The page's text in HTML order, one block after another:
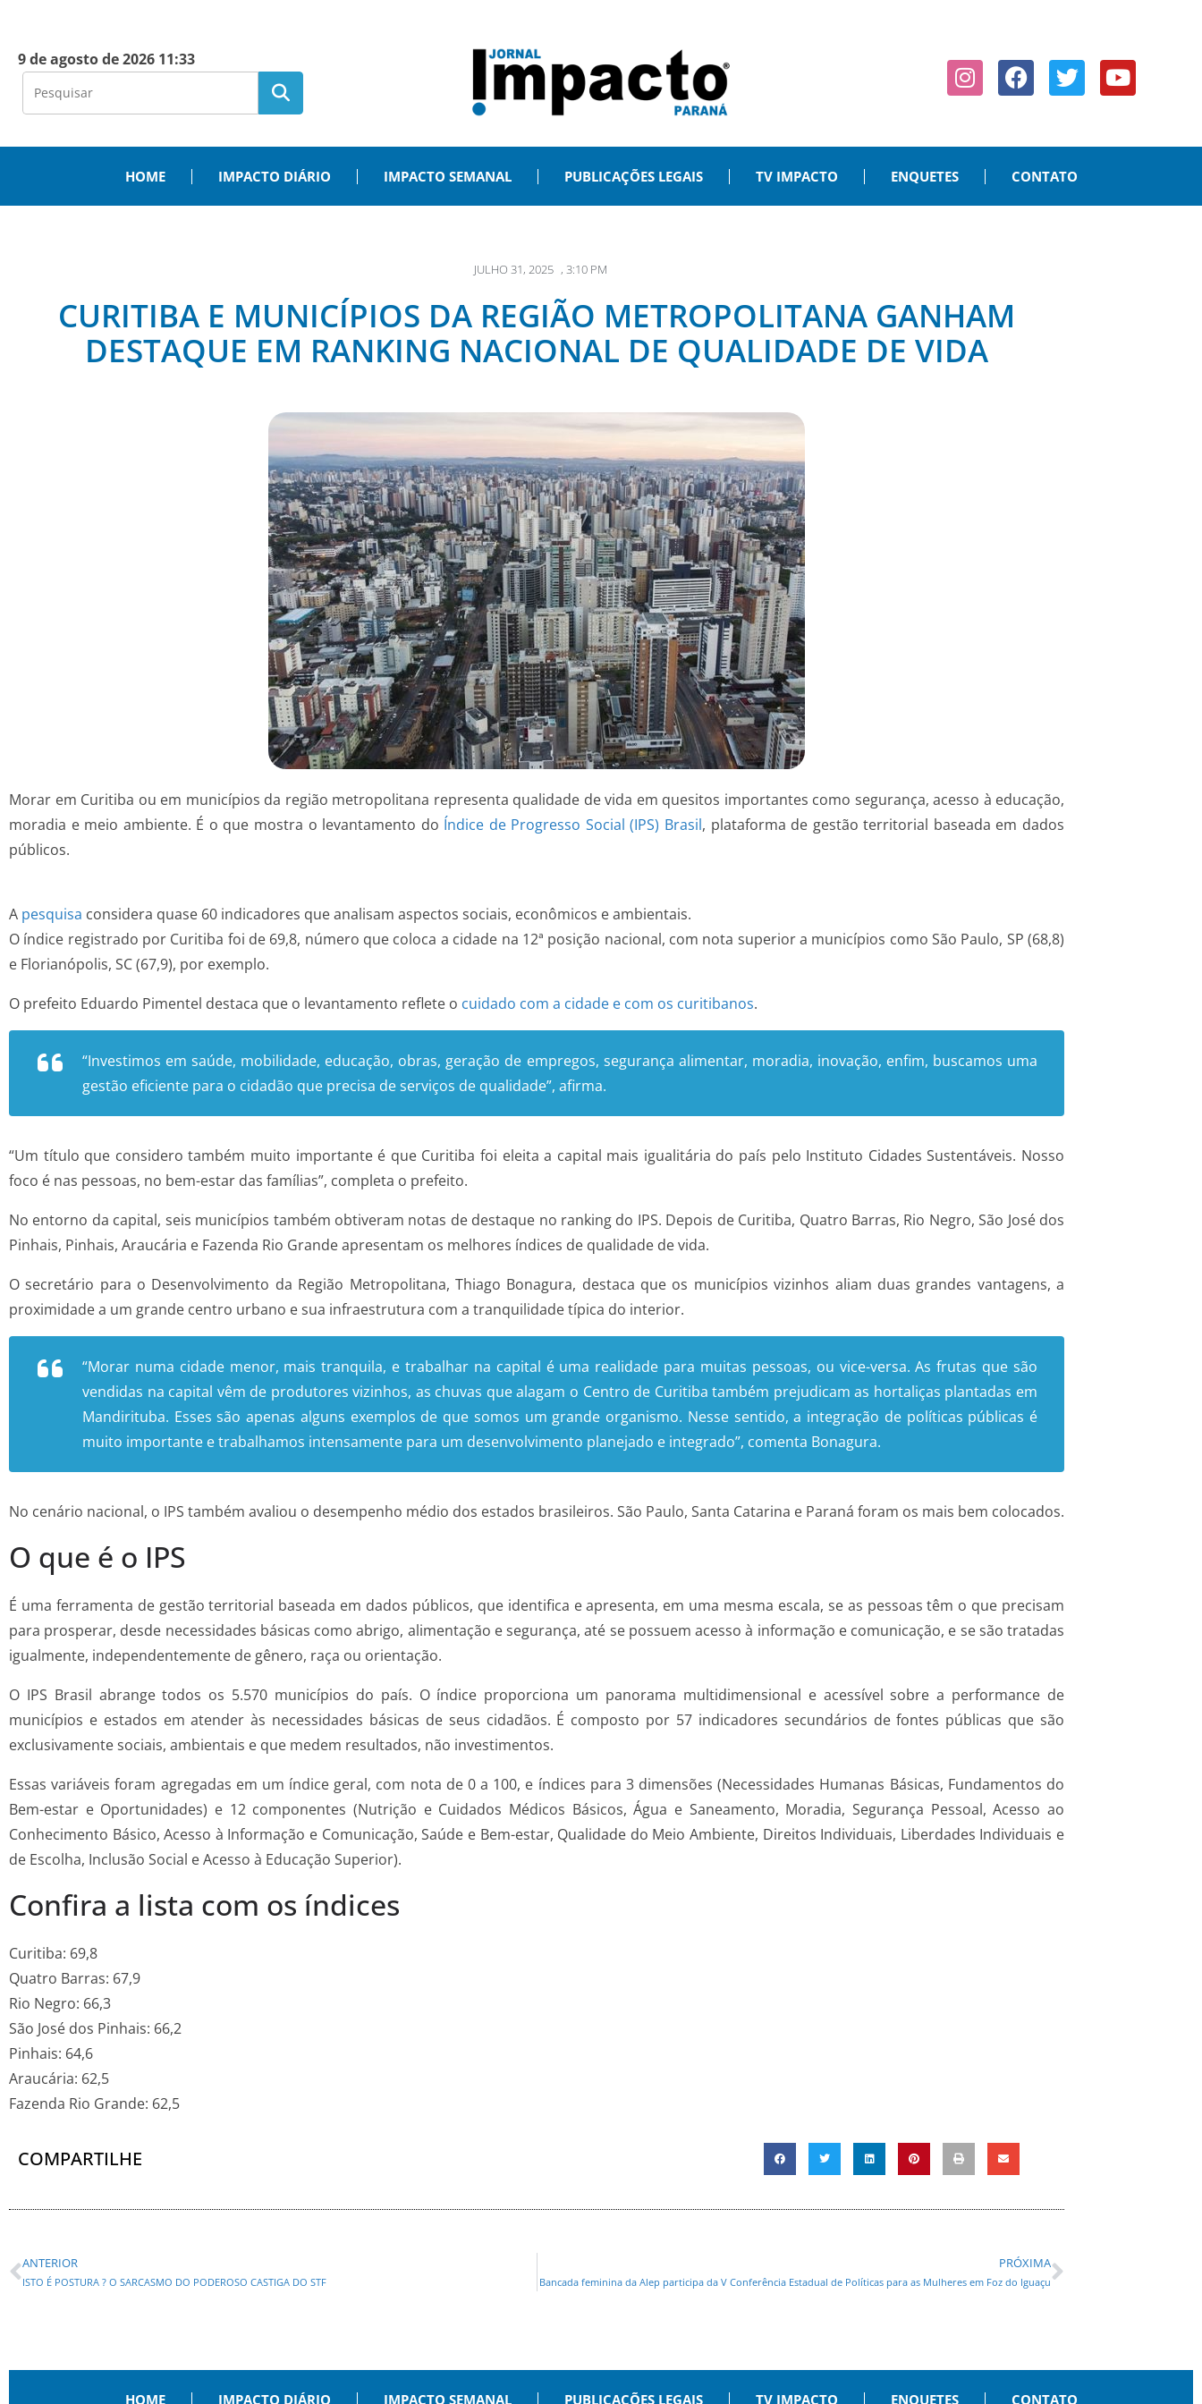
9 de agosto de 2026 11:33
HOME IMPACTO DIÁRIO IMPACTO SEMANAL PUBLICAÇÕES LEGAIS TV IMPACTO ENQUETES CONTATO
JULHO 31, 2025 , 3:10 PM
CURITIBA E MUNICÍPIOS DA REGIÃO METROPOLITANA GANHAM
DESTAQUE EM RANKING NACIONAL DE QUALIDADE DE VIDA
Morar em Curitiba ou em municípios da região metropolitana representa qualidade de vida em quesitos importantes como segurança, acesso à educação,
moradia e meio ambiente. É o que mostra o levantamento do Índice de Progresso Social (IPS) Brasil, plataforma de gestão territorial baseada em dados
públicos.
A pesquisa considera quase 60 indicadores que analisam aspectos sociais, econômicos e ambientais.
O índice registrado por Curitiba foi de 69,8, número que coloca a cidade na 12ª posição nacional, com nota superior a municípios como São Paulo, SP (68,8)
e Florianópolis, SC (67,9), por exemplo.
O prefeito Eduardo Pimentel destaca que o levantamento reflete o cuidado com a cidade e com os curitibanos.
“Investimos em saúde, mobilidade, educação, obras, geração de empregos, segurança alimentar, moradia, inovação, enfim, buscamos uma
gestão eficiente para o cidadão que precisa de serviços de qualidade”, afirma.
“Um título que considero também muito importante é que Curitiba foi eleita a capital mais igualitária do país pelo Instituto Cidades Sustentáveis. Nosso
foco é nas pessoas, no bem-estar das famílias”, completa o prefeito.
No entorno da capital, seis municípios também obtiveram notas de destaque no ranking do IPS. Depois de Curitiba, Quatro Barras, Rio Negro, São José dos
Pinhais, Pinhais, Araucária e Fazenda Rio Grande apresentam os melhores índices de qualidade de vida.
O secretário para o Desenvolvimento da Região Metropolitana, Thiago Bonagura, destaca que os municípios vizinhos aliam duas grandes vantagens, a
proximidade a um grande centro urbano e sua infraestrutura com a tranquilidade típica do interior.
“Morar numa cidade menor, mais tranquila, e trabalhar na capital é uma realidade para muitas pessoas, ou vice-versa. As frutas que são
vendidas na capital vêm de produtores vizinhos, as chuvas que alagam o Centro de Curitiba também prejudicam as hortaliças plantadas em
Mandirituba. Esses são apenas alguns exemplos de que somos um grande organismo. Nesse sentido, a integração de políticas públicas é
muito importante e trabalhamos intensamente para um desenvolvimento planejado e integrado”, comenta Bonagura.
No cenário nacional, o IPS também avaliou o desempenho médio dos estados brasileiros. São Paulo, Santa Catarina e Paraná foram os mais bem colocados.
O que é o IPS
É uma ferramenta de gestão territorial baseada em dados públicos, que identifica e apresenta, em uma mesma escala, se as pessoas têm o que precisam
para prosperar, desde necessidades básicas como abrigo, alimentação e segurança, até se possuem acesso à informação e comunicação, e se são tratadas
igualmente, independentemente de gênero, raça ou orientação.
O IPS Brasil abrange todos os 5.570 municípios do país. O índice proporciona um panorama multidimensional e acessível sobre a performance de
municípios e estados em atender às necessidades básicas de seus cidadãos. É composto por 57 indicadores secundários de fontes públicas que são
exclusivamente sociais, ambientais e que medem resultados, não investimentos.
Essas variáveis foram agregadas em um índice geral, com nota de 0 a 100, e índices para 3 dimensões (Necessidades Humanas Básicas, Fundamentos do
Bem-estar e Oportunidades) e 12 componentes (Nutrição e Cuidados Médicos Básicos, Água e Saneamento, Moradia, Segurança Pessoal, Acesso ao
Conhecimento Básico, Acesso à Informação e Comunicação, Saúde e Bem-estar, Qualidade do Meio Ambiente, Direitos Individuais, Liberdades Individuais e
de Escolha, Inclusão Social e Acesso à Educação Superior).
Confira a lista com os índices
Curitiba: 69,8
Quatro Barras: 67,9
Rio Negro: 66,3
São José dos Pinhais: 66,2
Pinhais: 64,6
Araucária: 62,5
Fazenda Rio Grande: 62,5
COMPARTILHE
ANTERIOR
ISTO É POSTURA ? O SARCASMO DO PODEROSO CASTIGA DO STF
PRÓXIMA
Bancada feminina da Alep participa da V Conferência Estadual de Políticas para as Mulheres em Foz do Iguaçu
HOME IMPACTO DIÁRIO IMPACTO SEMANAL PUBLICAÇÕES LEGAIS TV IMPACTO ENQUETES CONTATO